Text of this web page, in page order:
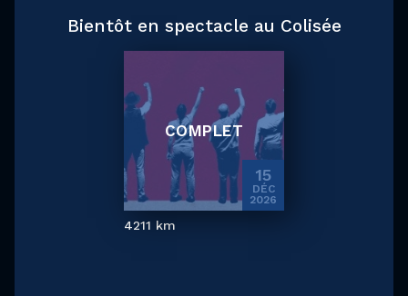
Bientôt en spectacle au Colisée
COMPLET
15
DÉC
2026
4211 km